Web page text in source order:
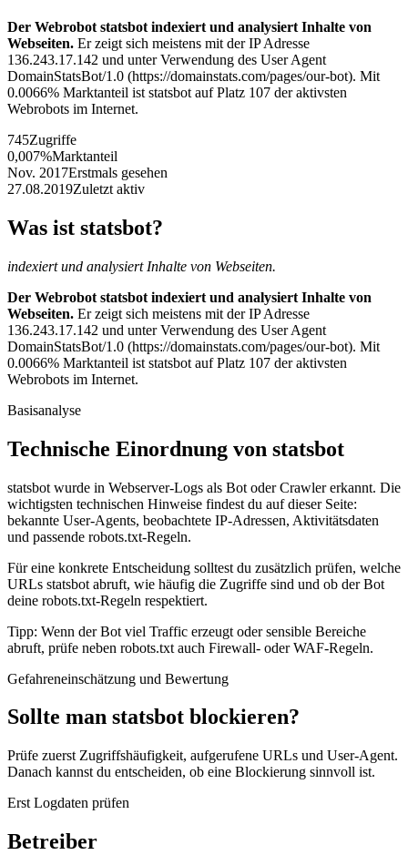
Der Webrobot statsbot indexiert und analysiert Inhalte von
Webseiten. Er zeigt sich meistens mit der IP Adresse
136.243.17.142 und unter Verwendung des User Agent
DomainStatsBot/1.0 (https://domainstats.com/pages/our-bot). Mit
0.0066% Marktanteil ist statsbot auf Platz 107 der aktivsten
Webrobots im Internet.
745Zugriffe
0,007%Marktanteil
Nov. 2017Erstmals gesehen
27.08.2019Zuletzt aktiv
Was ist statsbot?
indexiert und analysiert Inhalte von Webseiten.
Der Webrobot statsbot indexiert und analysiert Inhalte von
Webseiten. Er zeigt sich meistens mit der IP Adresse
136.243.17.142 und unter Verwendung des User Agent
DomainStatsBot/1.0 (https://domainstats.com/pages/our-bot). Mit
0.0066% Marktanteil ist statsbot auf Platz 107 der aktivsten
Webrobots im Internet.
Basisanalyse
Technische Einordnung von statsbot
statsbot wurde in Webserver-Logs als Bot oder Crawler erkannt. Die
wichtigsten technischen Hinweise findest du auf dieser Seite:
bekannte User-Agents, beobachtete IP-Adressen, Aktivitätsdaten
und passende robots.txt-Regeln.
Für eine konkrete Entscheidung solltest du zusätzlich prüfen, welche
URLs statsbot abruft, wie häufig die Zugriffe sind und ob der Bot
deine robots.txt-Regeln respektiert.
Tipp: Wenn der Bot viel Traffic erzeugt oder sensible Bereiche
abruft, prüfe neben robots.txt auch Firewall- oder WAF-Regeln.
Gefahreneinschätzung und Bewertung
Sollte man statsbot blockieren?
Prüfe zuerst Zugriffshäufigkeit, aufgerufene URLs und User-Agent.
Danach kannst du entscheiden, ob eine Blockierung sinnvoll ist.
Erst Logdaten prüfen
Betreiber